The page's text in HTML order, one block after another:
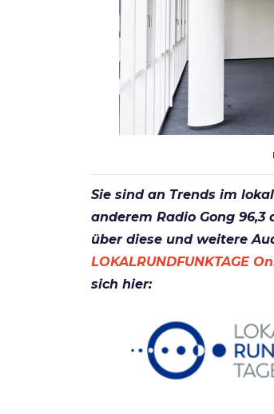
Sie sind an Trends im
anderem Radio Gong
über diese und weitere
LOKALRUNDFUNKTAGE
sich hier: